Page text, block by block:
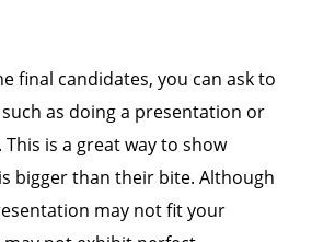
final candidates, you can ask to
as doing a presentation or
is a great way to show
bigger than their bite. Although
may not fit your